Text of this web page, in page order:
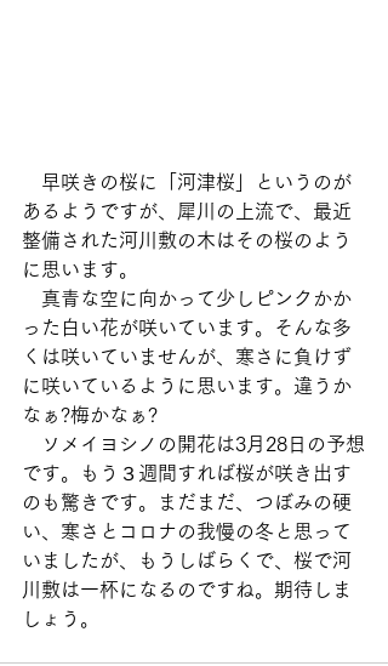
早咲きの桜に「河津桜」というのが
あるようですが、犀川の上流で、最近
整備された河川敷の木はその桜のよう
に思います。
真青な空に向かって少しピンクかか
った白い花が咲いています。そんな多
くは咲いていませんが、寒さに負けず
に咲いているように思います。違うか
なぁ?梅かなぁ?
ソメイヨシノの開花は3月28日の予想
です。もう３週間すれば桜が咲き出す
のも驚きです。まだまだ、つぼみの硬
い、寒さとコロナの我慢の冬と思って
いましたが、もうしばらくで、桜で河
川敷は一杯になるのですね。期待しま
しょう。